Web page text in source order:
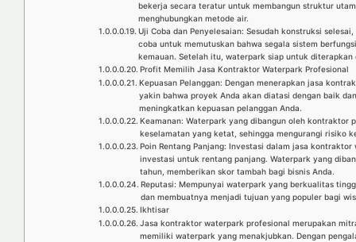
bekerja secara teratur untuk membangun struktur
menghubungkan metode air.
Uji Coba dan Penyelesaian: Sesudah konstruksi
coba untuk memutuskan bahwa segala sistem
kemauan. Setelah itu, waterpark siap untuk
Profit Memilih Jasa Kontraktor Waterpark Profesional
Kepuasan Pelanggan: Dengan menerapkan jasa
yakin bahwa proyek Anda akan diatasi dengan baik
meningkatkan kepuasan pelanggan Anda.
Keamanan: Waterpark yang dibangun oleh kontraktor
keselamatan yang ketat, sehingga mengurangi risiko
Poin Rentang Panjang: Investasi dalam jasa
investasi untuk rentang panjang. Waterpark yang
tahun, memberikan skor tambah bagi bisnis Anda.
Reputasi: Mempunyai waterpark yang berkualitas
dan membuatnya menjadi tujuan yang populer bagi
Ikhtisar
Jasa kontraktor waterpark profesional merupakan
memiliki waterpark yang menakjubkan. Dengan